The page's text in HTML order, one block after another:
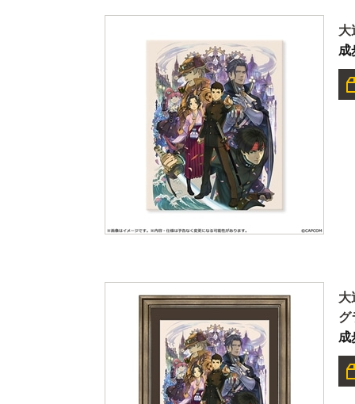
大
成
大
グ
成